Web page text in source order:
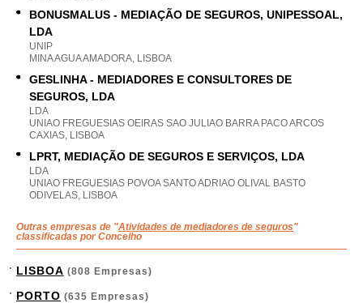
BONUSMALUS - MEDIAÇÃO DE SEGUROS, UNIPESSOAL,
LDA
UNIP
MINA AGUA AMADORA, LISBOA
GESLINHA - MEDIADORES E CONSULTORES DE
SEGUROS, LDA
LDA
UNIAO FREGUESIAS OEIRAS SAO JULIAO BARRA PACO ARCOS
CAXIAS, LISBOA
LPRT, MEDIAÇÃO DE SEGUROS E SERVIÇOS, LDA
LDA
UNIAO FREGUESIAS POVOA SANTO ADRIAO OLIVAL BASTO
ODIVELAS, LISBOA
Outras empresas de "Atividades de mediadores de seguros"
classificadas por Concelho
LISBOA (808 Empresas)
PORTO (635 Empresas)